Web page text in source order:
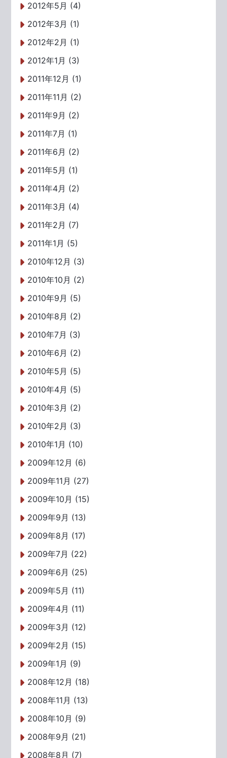
2012年5月 (4)
2012年3月 (1)
2012年2月 (1)
2012年1月 (3)
2011年12月 (1)
2011年11月 (2)
2011年9月 (2)
2011年7月 (1)
2011年6月 (2)
2011年5月 (1)
2011年4月 (2)
2011年3月 (4)
2011年2月 (7)
2011年1月 (5)
2010年12月 (3)
2010年10月 (2)
2010年9月 (5)
2010年8月 (2)
2010年7月 (3)
2010年6月 (2)
2010年5月 (5)
2010年4月 (5)
2010年3月 (2)
2010年2月 (3)
2010年1月 (10)
2009年12月 (6)
2009年11月 (27)
2009年10月 (15)
2009年9月 (13)
2009年8月 (17)
2009年7月 (22)
2009年6月 (25)
2009年5月 (11)
2009年4月 (11)
2009年3月 (12)
2009年2月 (15)
2009年1月 (9)
2008年12月 (18)
2008年11月 (13)
2008年10月 (9)
2008年9月 (21)
2008年8月 (7)